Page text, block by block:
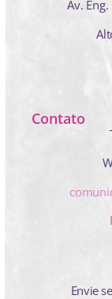
Av.
Contato
Envie